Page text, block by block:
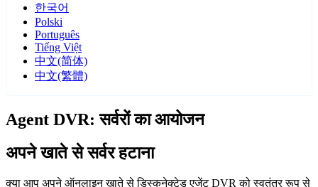
한국어
Polski
Português
Tiếng Việt
中文(简体)
中文(繁體)
Agent DVR: सर्वरों का आयोजन
अपने खाते से सर्वर हटाना
क्या आप अपने ऑनलाइन खाते से डिस्कनेक्टेड एजेंट DVR को स्वतंत्र रूप से